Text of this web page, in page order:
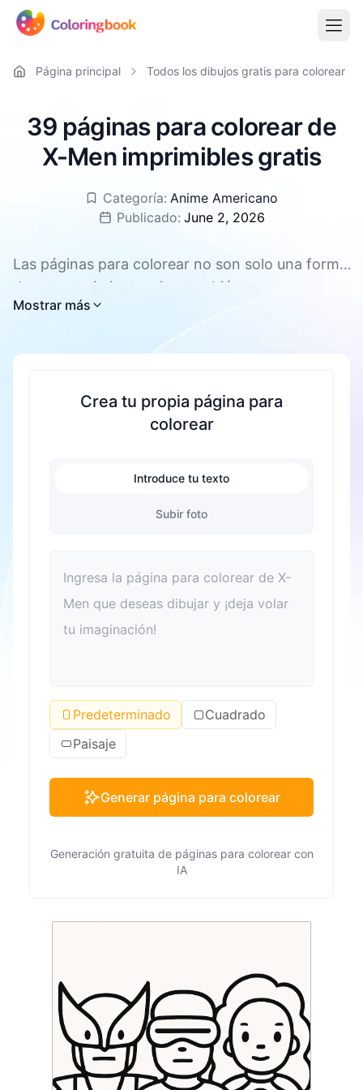
Página principal Todos los dibujos gratis para colorear
39 páginas para colorear de
X-Men imprimibles gratis
Categoría: Anime Americano
Publicado: June 2, 2026
Las páginas para colorear no son solo una forma
de entretenimiento, sino también una
herramienta eficaz para promover el desarrollo
concentración y la paciencia, fomentar la
creatividad y la imaginación. Durante el proceso
de colorear, se ejercitan la coordinación mano
ojo y las habilidades motoras finas de los niños.
Al mismo tiempo, es una excelente manera de
aliviar el estrés y ayudar a los niños a relajarse.
Colorear también puede mejorar el
reconocimiento del color y el sentido estético.
Para los adultos, colorear también es una buena
forma de relajarse y aliviar el estrés. Además,
colorear puede convertirse en un vínculo para
que las familias pasen tiempo de calidad juntas y
mejoren las relaciones entre padres e hijos.
Todas las páginas para colorear de X-Men están
Mostrar más
Crea tu propia página para
colorear
Introduce tu texto
Subir foto
Predeterminado
Cuadrado
Paisaje
Generar página para colorear
Generación gratuita de páginas para colorear con
IA